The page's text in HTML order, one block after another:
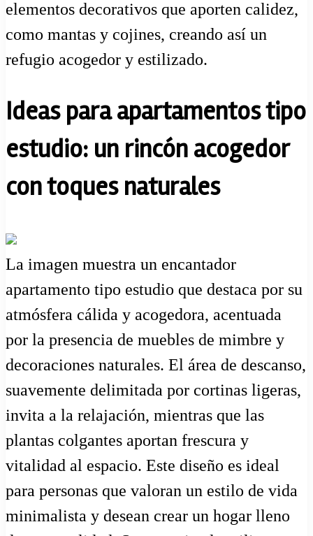
elementos decorativos que aporten calidez,
como mantas y cojines, creando así un
refugio acogedor y estilizado.
Ideas para apartamentos tipo
estudio: un rincón acogedor
con toques naturales
La imagen muestra un encantador
apartamento tipo estudio que destaca por su
atmósfera cálida y acogedora, acentuada
por la presencia de muebles de mimbre y
decoraciones naturales. El área de descanso,
suavemente delimitada por cortinas ligeras,
invita a la relajación, mientras que las
plantas colgantes aportan frescura y
vitalidad al espacio. Este diseño es ideal
para personas que valoran un estilo de vida
minimalista y desean crear un hogar lleno